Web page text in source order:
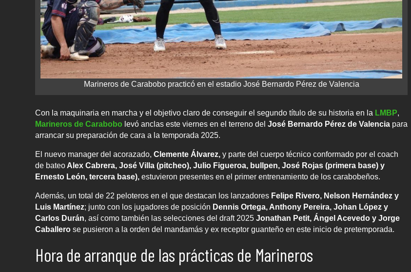
Marineros de Carabobo practicó en el estadio José Bernardo Pérez de Valencia
Con la maquinaria en marcha y el objetivo claro de conseguir el segundo título de su historia en la LMBP,
Marineros de Carabobo levó anclas este viernes en el terreno del José Bernardo Pérez de Valencia para
arrancar su preparación de cara a la temporada 2025.
El nuevo manager del acorazado, Clemente Álvarez, y parte del cuerpo técnico conformado por el coach
de bateo Alex Cabrera, José Villa (pitcheo), Julio Figueroa, bullpen, José Rojas (primera base) y
Ernesto León, tercera base), estuvieron presentes en el primer entrenamiento de los carabobeños.
Además, un total de 22 peloteros en el que destacan los lanzadores Felipe Rivero, Nelson Hernández y
Luis Martínez; junto con los jugadores de posición Dennis Ortega, Anthony Pereira, Johan López y
Carlos Durán, así como también las selecciones del draft 2025 Jonathan Petit, Ángel Acevedo y Jorge
Caballero se pusieron a la orden del mandamás y ex receptor guanteño en este inicio de pretemporada.
Hora de arranque de las prácticas de Marineros